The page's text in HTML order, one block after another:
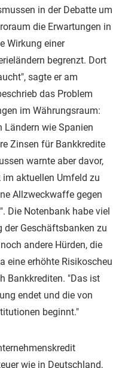
in der Debatte um
die Erwartungen in
Wirkung einer
begrenzt. Dort
sagte er am
das Problem
im Währungsraum:
Ländern wie Spanien
Zinsen für Bankkredite
warnte aber davor,
aktuellen Umfeld zu
Allzweckwaffe gegen
Die Notenbank habe viel
Geschäftsbanken zu
andere Hürden, die
eine erhöhte Risikoscheu
Bankkrediten. "Das ist
endet und die von
beginnt."
wie in Deutschland,